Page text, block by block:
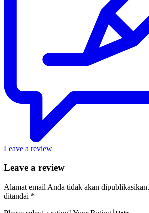
Leave a review
Leave a review
Alamat email Anda tidak akan dipublikasikan.
ditandai *